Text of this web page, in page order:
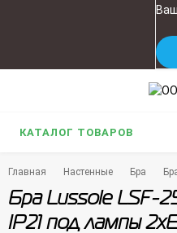
КАТАЛОГ ТОВАРОВ
Главная Настенные Бра
Бра Lussole LSF-
IP21 под лампы